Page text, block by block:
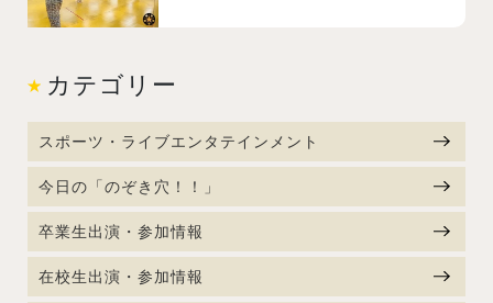
カテゴリー
スポーツ・ライブエンタテインメント
今日の「のぞき穴！！」
卒業生出演・参加情報
在校生出演・参加情報